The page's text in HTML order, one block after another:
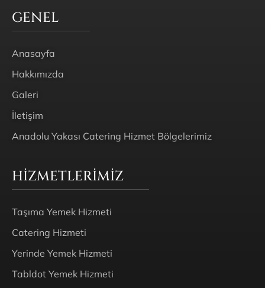
GENEL
Anasayfa
Hakkımızda
Galeri
İletişim
Anadolu Yakası Catering Hizmet Bölgelerimiz
HIZMETLERIMIZ
Taşıma Yemek Hizmeti
Catering Hizmeti
Yerinde Yemek Hizmeti
Tabldot Yemek Hizmeti